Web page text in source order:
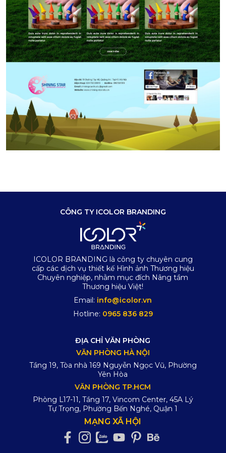
CÔNG TY ICOLOR BRANDING
ICOLOR BRANDING là công ty chuyên cung
cấp các dịch vụ thiết kế Hình ảnh Thương hiệu
Chuyên nghiệp, nhằm mục đích Nâng tầm
Thương hiệu Việt!
Email: info@icolor.vn
Hotline: 0965 836 829
ĐỊA CHỈ VĂN PHÒNG
VĂN PHÒNG HÀ NỘI
Tầng 19, Tòa nhà 169 Nguyễn Ngọc Vũ, Phường
Yên Hòa
VĂN PHÒNG TP.HCM
Phòng L17-11, Tầng 17, Vincom Center, 45A Lý
Tự Trọng, Phường Bến Nghé, Quận 1
MẠNG XÃ HỘI